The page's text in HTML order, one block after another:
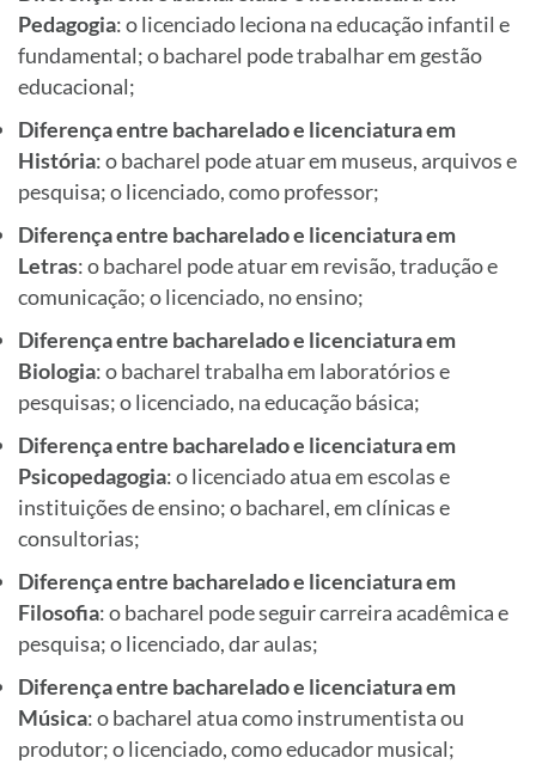
Pedagogia: o licenciado leciona na educação infantil e
fundamental; o bacharel pode trabalhar em gestão
educacional;
Diferença entre bacharelado e licenciatura em
História: o bacharel pode atuar em museus, arquivos e
pesquisa; o licenciado, como professor;
Diferença entre bacharelado e licenciatura em
Letras: o bacharel pode atuar em revisão, tradução e
comunicação; o licenciado, no ensino;
Diferença entre bacharelado e licenciatura em
Biologia: o bacharel trabalha em laboratórios e
pesquisas; o licenciado, na educação básica;
Diferença entre bacharelado e licenciatura em
Psicopedagogia: o licenciado atua em escolas e
instituições de ensino; o bacharel, em clínicas e
consultorias;
Diferença entre bacharelado e licenciatura em
Filosofia: o bacharel pode seguir carreira acadêmica e
pesquisa; o licenciado, dar aulas;
Diferença entre bacharelado e licenciatura em
Música: o bacharel atua como instrumentista ou
produtor; o licenciado, como educador musical;